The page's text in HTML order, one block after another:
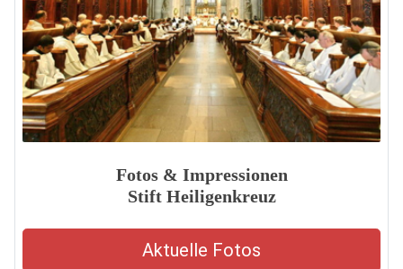
Fotos & Impressionen
Stift Heiligenkreuz
Aktuelle Fotos